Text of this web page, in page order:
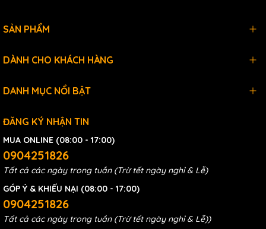
SẢN PHẨM
DÀNH CHO KHÁCH HÀNG
DANH MỤC NỔI BẬT
ĐĂNG KÝ NHẬN TIN
MUA ONLINE (08:00 - 17:00)
0904251826
Tất cả các ngày trong tuần (Trừ tết ngày nghỉ & Lễ)
GÓP Ý & KHIẾU NẠI (08:00 - 17:00)
0904251826
Tất cả các ngày trong tuần (Trừ tết ngày nghỉ & Lễ))